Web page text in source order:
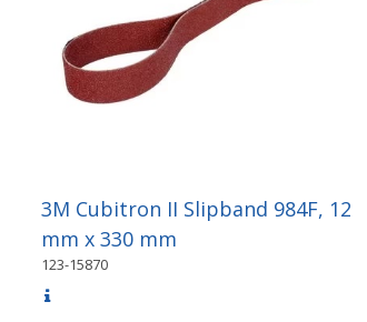
3M Cubitron II Slipband 984F, 12
mm x 330 mm
123-15870